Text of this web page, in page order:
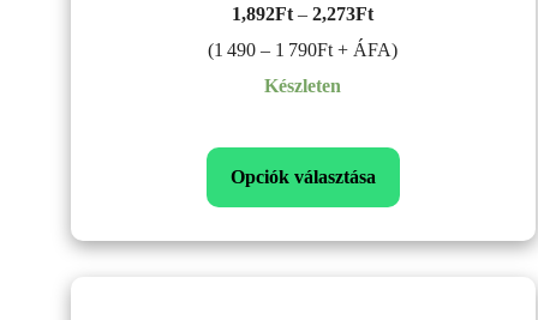
1,892Ft – 2,273FtÁrtartomány:
1,892Ft
(1 490 – 1 790Ft + ÁFA)
Készleten
Opciók választása